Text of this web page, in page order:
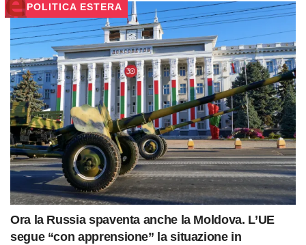
POLITICA ESTERA
Ora la Russia spaventa anche la Moldova. L’UE
segue “con apprensione” la situazione in